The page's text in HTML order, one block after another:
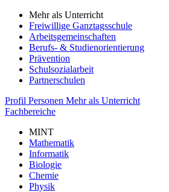
Mehr als Unterricht
Freiwillige Ganztagsschule
Arbeitsgemeinschaften
Berufs- & Studienorientierung
Prävention
Schulsozialarbeit
Partnerschulen
Profil Personen Mehr als Unterricht
Fachbereiche
MINT
Mathematik
Informatik
Biologie
Chemie
Physik